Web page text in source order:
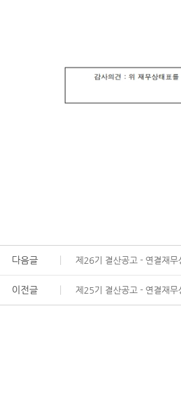
다음글 제26기 결산공고 - 연결재무
이전글 제25기 결산공고 - 연결재무